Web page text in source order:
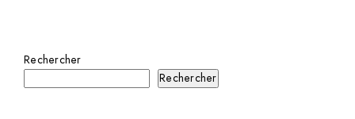
Rechercher
Rechercher